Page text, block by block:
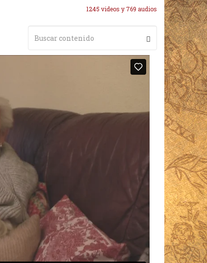
1245 videos y 769 audios